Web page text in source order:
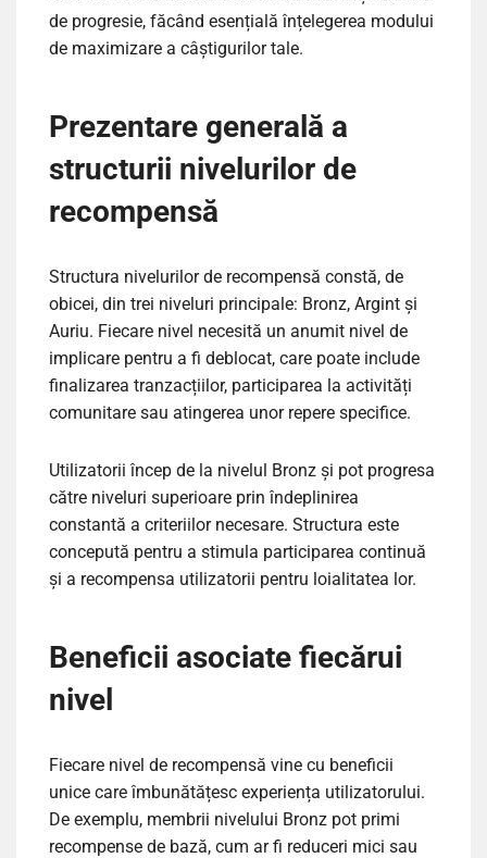
de progresie, făcând esențială înțelegerea modului
de maximizare a câștigurilor tale.
Prezentare generală a
structurii nivelurilor de
recompensă
Structura nivelurilor de recompensă constă, de
obicei, din trei niveluri principale: Bronz, Argint și
Auriu. Fiecare nivel necesită un anumit nivel de
implicare pentru a fi deblocat, care poate include
finalizarea tranzacțiilor, participarea la activități
comunitare sau atingerea unor repere specifice.
Utilizatorii încep de la nivelul Bronz și pot progresa
către niveluri superioare prin îndeplinirea
constantă a criteriilor necesare. Structura este
concepută pentru a stimula participarea continuă
și a recompensa utilizatorii pentru loialitatea lor.
Beneficii asociate fiecărui
nivel
Fiecare nivel de recompensă vine cu beneficii
unice care îmbunătățesc experiența utilizatorului.
De exemplu, membrii nivelului Bronz pot primi
recompense de bază, cum ar fi reduceri mici sau